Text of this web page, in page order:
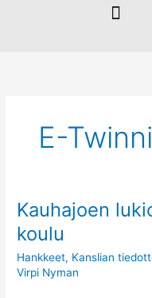
E-
Kauhajoen
koulu
Hankkeet, Kanslian
Virpi Nyman
Kauhajoen
lukio
on
nyt
e-